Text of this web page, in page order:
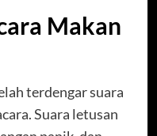
Makan
terdengar suara
Suara letusan